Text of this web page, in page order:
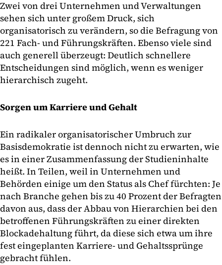
Zwei von drei Unternehmen und Verwaltungen
sehen sich unter großem Druck, sich
organisatorisch zu verändern, so die Befragung von
221 Fach- und Führungskräften. Ebenso viele sind
auch generell überzeugt: Deutlich schnellere
Entscheidungen sind möglich, wenn es weniger
hierarchisch zugeht.
Sorgen um Karriere und Gehalt
Ein radikaler organisatorischer Umbruch zur
Basisdemokratie ist dennoch nicht zu erwarten, wie
es in einer Zusammenfassung der Studieninhalte
heißt. In Teilen, weil in Unternehmen und
Behörden einige um den Status als Chef fürchten: Je
nach Branche gehen bis zu 40 Prozent der Befragten
davon aus, dass der Abbau von Hierarchien bei den
betroffenen Führungskräften zu einer direkten
Blockadehaltung führt, da diese sich etwa um ihre
fest eingeplanten Karriere- und Gehaltssprünge
gebracht fühlen.